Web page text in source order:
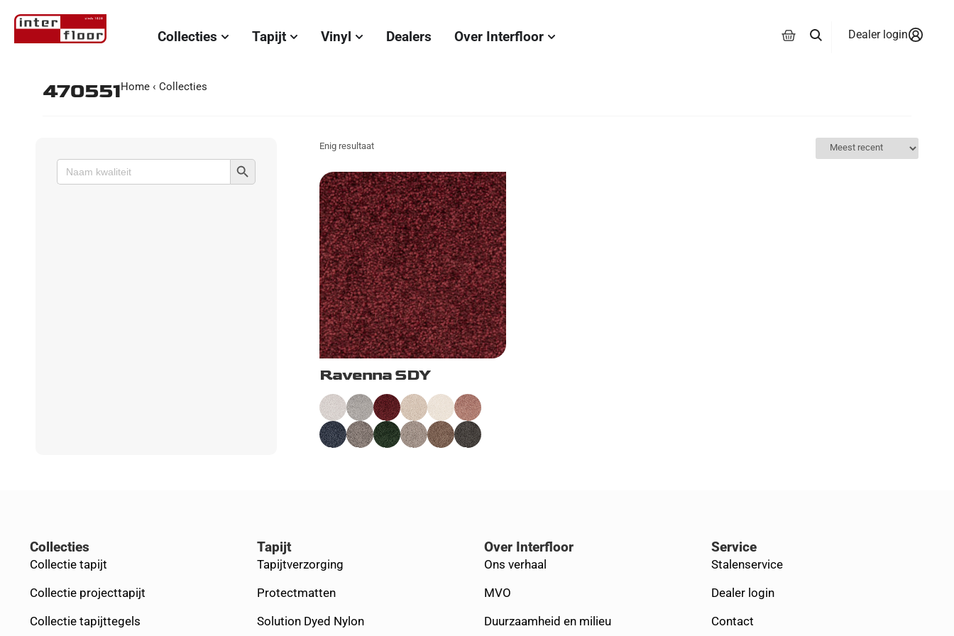
Collecties Tapijt Vinyl Dealers Over Interfloor Dealer login
470551Home ‹ Collecties
Zoek
naar:
Zoekknop
Enig resultaat
Ravenna SDY
Collecties
Collectie tapijt
Collectie projecttapijt
Collectie tapijttegels
Tapijt
Tapijtverzorging
Protectmatten
Solution Dyed Nylon
Over Interfloor
Ons verhaal
MVO
Duurzaamheid en milieu
Service
Stalenservice
Dealer login
Contact